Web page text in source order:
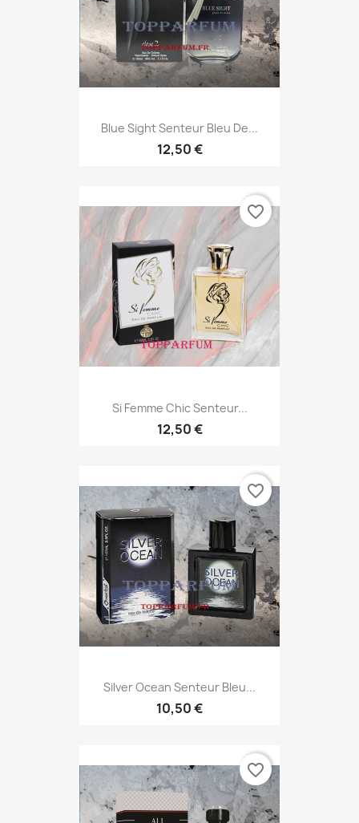
Blue Sight Senteur Bleu De...
12,50 €
Si Femme Chic Senteur...
12,50 €
favorite_border
Silver Ocean Senteur Bleu...
10,50 €
favorite_border
favorite_border